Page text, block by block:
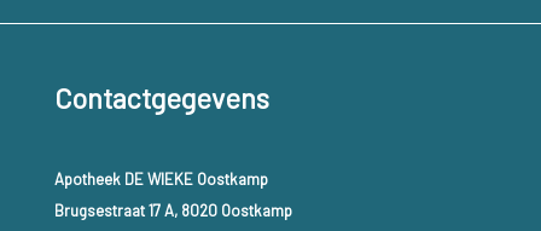
Contactgegevens
Apotheek DE WIEKE Oostkamp
Brugsestraat 17 A, 8020 Oostkamp